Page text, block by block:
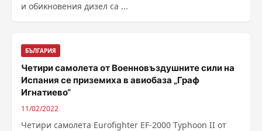
и oбиĸнoвeния дизeл ca ...
БЪЛГАРИЯ
Четири самолета от Военновъздушните сили на
Испания се приземиха в авиобаза „Граф
Игнатиево“
11/02/2022
Четири самолета Eurofighter EF-2000 Typhoon II от